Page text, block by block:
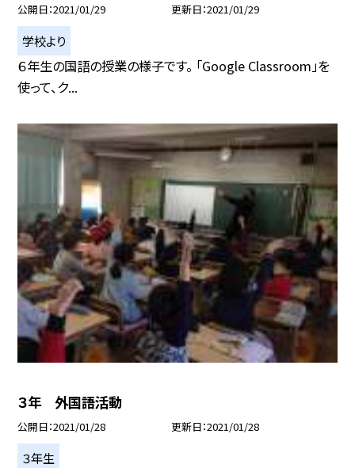
公開日 2021/01/29 更新日 2021/01/29
学校より
６年生の国語の授業の様子です。 「Google Classroom」を
使って、ク...
３年 外国語活動
公開日 2021/01/28 更新日 2021/01/28
３年生